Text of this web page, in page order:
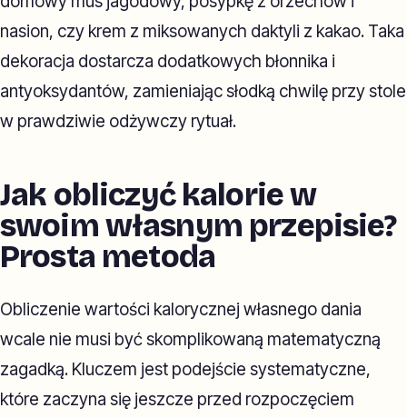
nasion, czy krem z miksowanych daktyli z kakao. Taka
dekoracja dostarcza dodatkowych błonnika i
antyoksydantów, zamieniając słodką chwilę przy stole
w prawdziwie odżywczy rytuał.
Jak obliczyć kalorie w
swoim własnym przepisie?
Prosta metoda
Obliczenie wartości kalorycznej własnego dania
wcale nie musi być skomplikowaną matematyczną
zagadką. Kluczem jest podejście systematyczne,
które zaczyna się jeszcze przed rozpoczęciem